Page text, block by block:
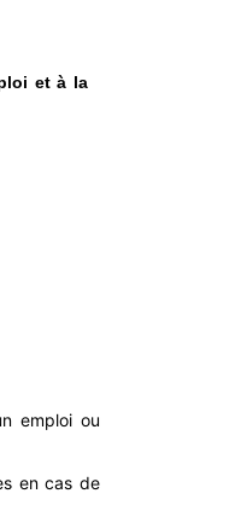
et à la
emploi ou
en cas de